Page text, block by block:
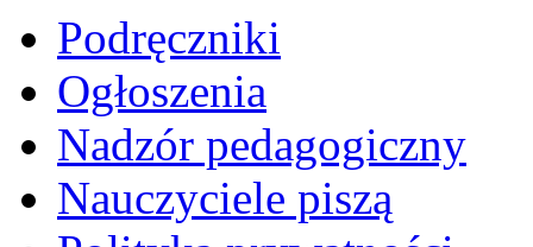
Podręczniki
Ogłoszenia
Nadzór pedagogiczny
Nauczyciele piszą